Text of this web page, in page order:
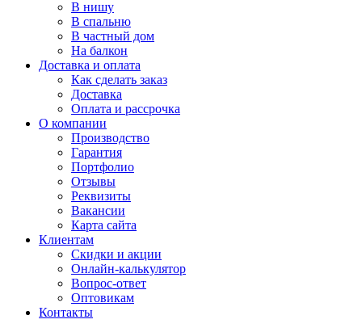
В нишу
В спальню
В частный дом
На балкон
Доставка и оплата
Как сделать заказ
Доставка
Оплата и рассрочка
О компании
Производство
Гарантия
Портфолио
Отзывы
Реквизиты
Вакансии
Карта сайта
Клиентам
Скидки и акции
Онлайн-калькулятор
Вопрос-ответ
Оптовикам
Контакты